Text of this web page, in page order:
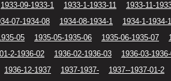
1933-09-1933-1 1933-1-1933-11 1933-11-
07-1934-08 1934-08-1934-1 1934-1-1934-
05 1935-05-1935-06 1935-06-1935-07
2-1936-02 1936-02-1936-03 1936-03-
1936-12-1937 1937-1937- 1937--1937-01-2